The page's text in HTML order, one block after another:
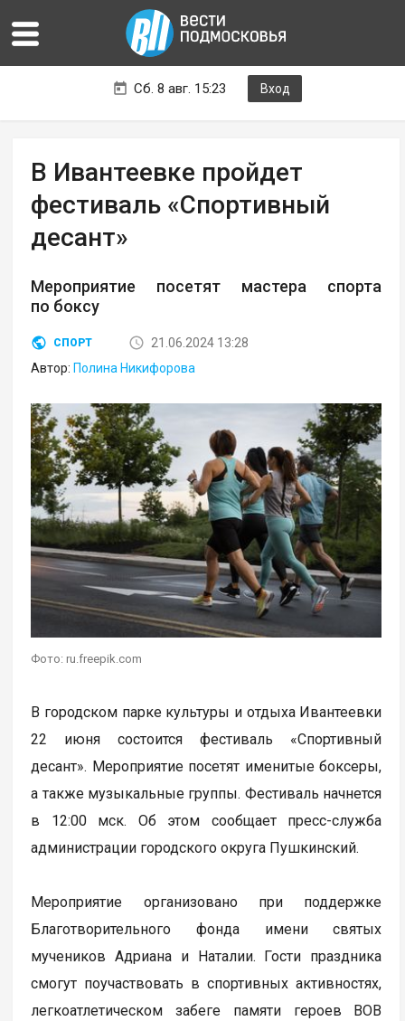
Сб. 8 авг. 15:23 Вход
В Ивантеевке пройдет
фестиваль «Спортивный
десант»
Мероприятие посетят мастера спорта
по боксу
СПОРТ
21.06.2024 13:28
Автор: Полина Никифорова
Фото: ru.freepik.com
В городском парке культуры и отдыха Ивантеевки
22 июня состоится фестиваль «Спортивный
десант». Мероприятие посетят именитые боксеры,
а также музыкальные группы. Фестиваль начнется
в 12:00 мск. Об этом сообщает пресс-служба
администрации городского округа Пушкинский.
Мероприятие организовано при поддержке
Благотворительного фонда имени святых
мучеников Адриана и Наталии. Гости праздника
смогут поучаствовать в спортивных активностях,
легкоатлетическом забеге памяти героев ВОВ